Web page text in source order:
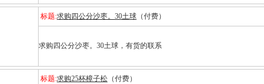
标题:求购四公分沙枣。30土球 （付费）
求购四公分沙枣。30土球，有货的联系
标题:求购25杯樟子松 （付费）